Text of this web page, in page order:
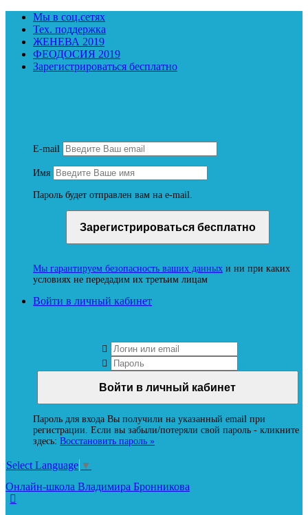
Мы в соц.сетях
Тех. поддержка
ЖЕНЕВА 2019
ФЕОДОСИЯ 2019
Зарегистрироваться бесплатно
E-mail
Имя
Пароль будет отправлен вам на e-mail.
Мы гарантируем безопасность ваших данных и ни при каких
условиях не передадим их третьим лицам
Войти в личный кабинет
Пароль для входа Вы получили на указанный email при
регистрации. Если вы забыли/потеряли свой пароль - кликните
здесь: Восстановить пароль »
Select Language ▼
Онлайн-школа Владимира Бронникова